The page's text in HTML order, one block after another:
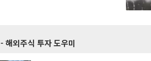
- 해외주식 투자 도우미